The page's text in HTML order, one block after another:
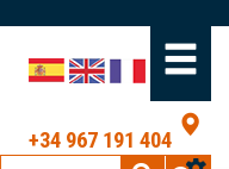
+34 967 191 404